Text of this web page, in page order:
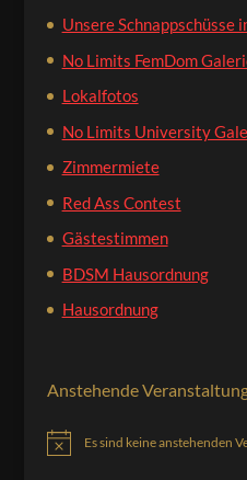
Unsere Schnappschüsse
No Limits FemDom
Lokalfotos
No Limits University
Zimmermiete
Red Ass Contest
Gästestimmen
BDSM Hausordnung
Hausordnung
Anstehende
HinweisEs sind keine anstehenden